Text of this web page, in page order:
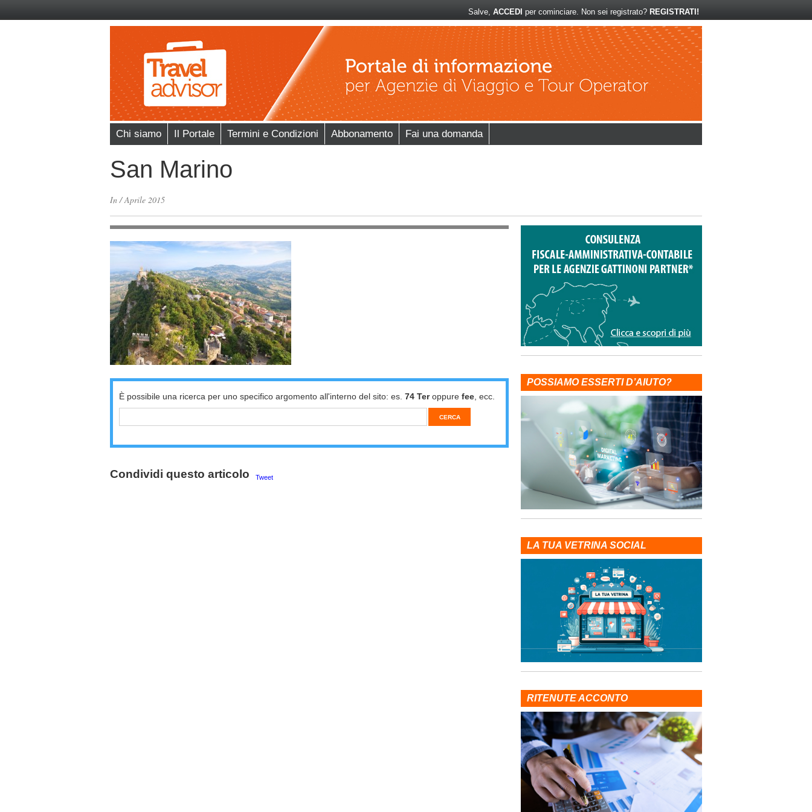
Salve, ACCEDI per cominciare. Non sei registrato? REGISTRATI!
Chi siamo Il Portale Termini e Condizioni Abbonamento Fai una domanda
San Marino
In/Aprile 2015
È possibile una ricerca per uno specifico argomento all'interno del sito: es. 74 Teroppure fee , ecc.
Condividi questo articolo Tweet
POSSIAMO ESSERTI D’AIUTO?
LA TUA VETRINA SOCIAL
RITENUTE ACCONTO